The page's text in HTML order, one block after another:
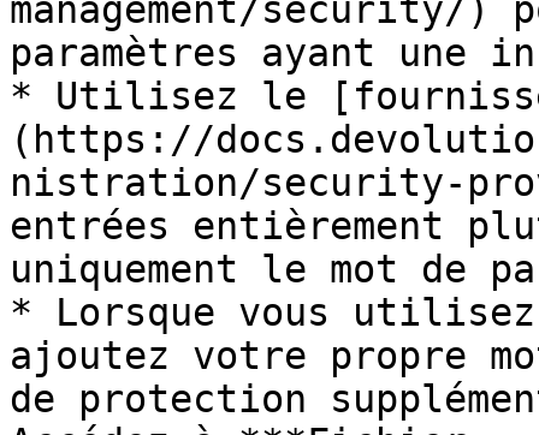
management/security/
paramètres ayant une
* Utilisez le
(https://
nistration/security-
entrées entièrement
uniquement le mot de
* Lorsque vous
ajoutez votre propre
de protection